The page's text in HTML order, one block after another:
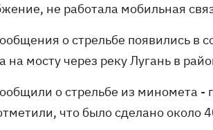
не работала мобильная
о стрельбе появились в
на мосту через реку Лугань в
о стрельбе из миномета -
что было сделано около